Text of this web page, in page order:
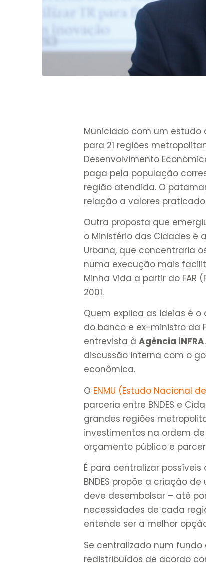
Municiado com um estudo
para 21 regiões
Desenvolvimento
paga pela população
região atendida. O
relação a valores
Outra proposta que
o Ministério das Cidades é
Urbana, que concentraria
numa execução mais
Minha Vida a partir do FAR
2001.
Quem explica as ideias é
do banco e ex-ministro da
entrevista àAgência iNFRA
discussão interna com o
econômica.
O ENMU (Estudo Nacional
parceria entre BNDES e
grandes regiões
investimentos na ordem
orçamento público e
É para centralizar
BNDES propõe a criação
deve desembolsar – até
necessidades de cada
entende ser a melhor
Se centralizado num
redistribuídos de acordo